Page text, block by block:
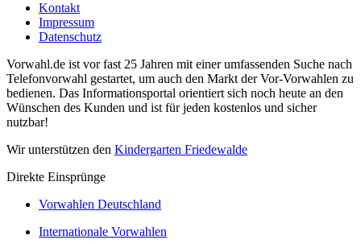
Kontakt
Impressum
Datenschutz
Vorwahl.de ist vor fast 25 Jahren mit einer umfassenden Suche nach
Telefonvorwahl gestartet, um auch den Markt der Vor-Vorwahlen zu
bedienen. Das Informationsportal orientiert sich noch heute an den
Wünschen des Kunden und ist für jeden kostenlos und sicher
nutzbar!
Wir unterstützen den Kindergarten Friedewalde
Direkte Einsprünge
Vorwahlen Deutschland
Internationale Vorwahlen